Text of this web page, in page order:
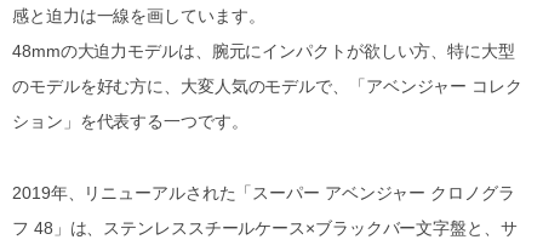
感と迫力は一線を画しています。
48mmの大迫力モデルは、腕元にインパクトが欲しい方、特に大型
のモデルを好む方に、大変人気のモデルで、「アベンジャー コレク
ション」を代表する一つです。
2019年、リニューアルされた「スーパー アベンジャー クロノグラ
フ 48」は、ステンレススチールケース×ブラックバー文字盤と、サ